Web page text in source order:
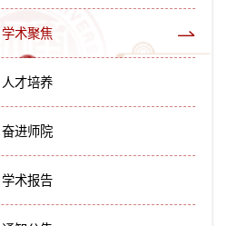
学术聚焦
人才培养
奋进师院
学术报告